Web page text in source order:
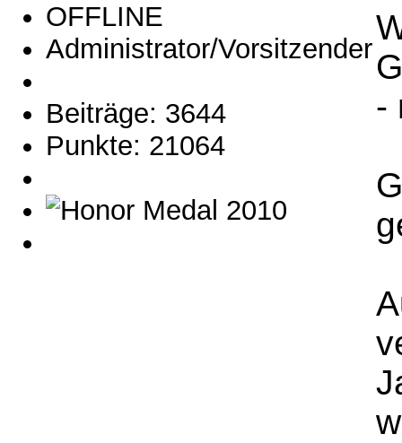
OFFLINE
Administrator/Vorsitzender
Beiträge: 3644
Punkte: 21064
-